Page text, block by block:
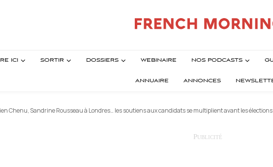
ICI SORTIR DOSSIERS WEBINAIRE NOS PODCASTS
ANNUAIRE ANNONCES
Chenu, Sandrine Rousseau à Londres… les soutiens aux candidats se multiplient avant les